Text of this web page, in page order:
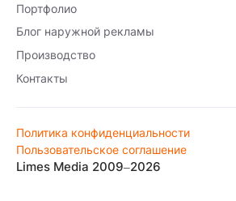
Портфолио
Блог наружной рекламы
Производство
Контакты
Limes Media 2009–2026
Политика конфиденциальности
Пользовательское соглашение